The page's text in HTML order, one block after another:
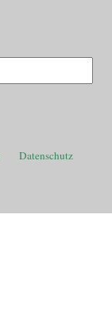
Datenschutz